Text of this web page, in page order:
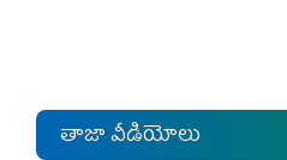
తాజా వీడియోలు